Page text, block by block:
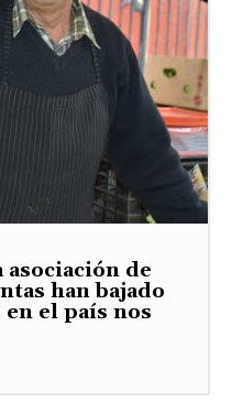
de
han bajado
el país nos